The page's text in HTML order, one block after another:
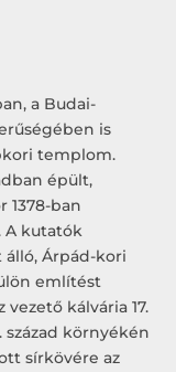
a Budai-
is
templom.
épült,
1378-ban
A kutatók
Árpád-kori
említést
kálvária 17.
század környékén
sírkövére az